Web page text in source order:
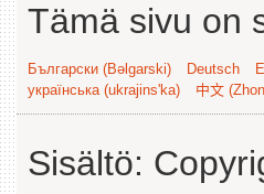
Tämä sivu on
Български (Bəlgarski) Deutsch
українська (ukrajins'ka)
中文
Sisältö: